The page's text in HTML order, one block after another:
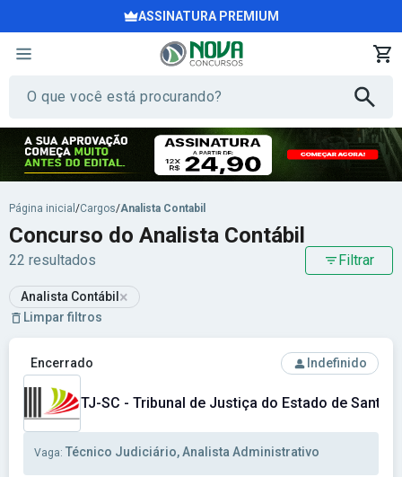
ASSINATURA PREMIUM
Página inicial /Cargos/Analista Contabil
Concurso do Analista Contábil
22 resultados Filtrar
Analista Contábil ×
Limpar filtros
Ver concurso: TJ-SC - Tribunal de Justiça do Estado de
Encerrado Indefinido
TJ-SC - Tribunal de Justiça do Estado de Santa
Vaga: Técnico Judiciário, Analista Administrativo